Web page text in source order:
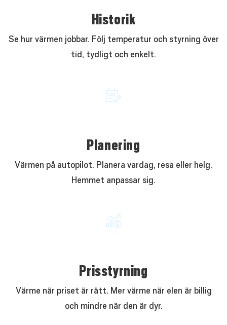
Historik
Se hur värmen jobbar. Följ temperatur och styrning över
tid, tydligt och enkelt.
Planering
Värmen på autopilot. Planera vardag, resa eller helg.
Hemmet anpassar sig.
Prisstyrning
Värme när priset är rätt. Mer värme när elen är billig
och mindre när den är dyr.